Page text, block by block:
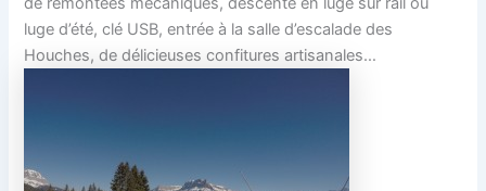
luge d’été, clé USB, entrée à la salle d’escalade des
Houches, de délicieuses confitures artisanales…